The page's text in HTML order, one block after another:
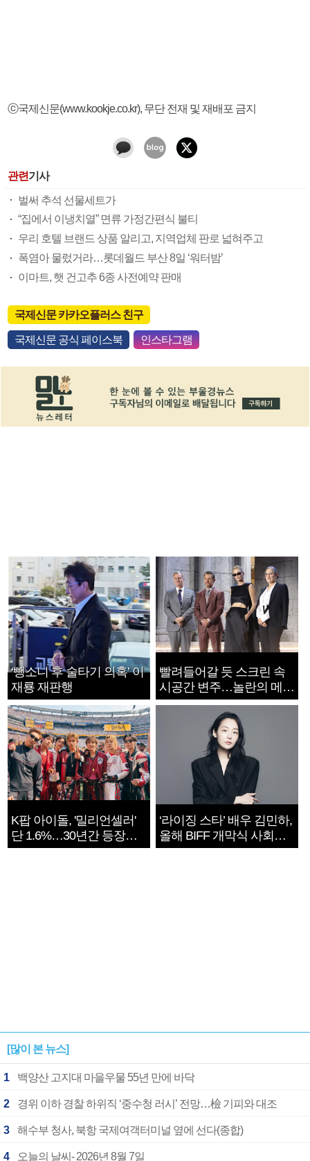
ⓒ국제신문(www.kookje.co.kr), 무단 전재 및 재배포 금지
관련기사
벌써 추석 선물세트가
“집에서 이냉치열” 면류 가정간편식 불티
우리 호텔 브랜드 상품 알리고, 지역업체 판로 넓혀주고
폭염아 물렀거라…롯데월드 부산 8일 ‘워터밤’
이마트, 햇 건고추 6종 사전예약 판매
국제신문 카카오플러스 친구
국제신문 공식 페이스북 인스타그램
‘뺑소니 후 술타기 의혹’ 이
재룡 재판행
빨려들어갈 듯 스크린 속
시공간 변주…놀란의 메시
지는 ‘전쟁 속죄’
K팝 아이돌, '밀리언셀러'
단 1.6%…30년간 등장
1182개팀 전수조사
‘라이징 스타’ 배우 김민하,
올해 BIFF 개막식 사회자
확정
[많이 본 뉴스]
1 백양산 고지대 마을우물 55년 만에 바닥
2 경위 이하 경찰 하위직 ‘중수청 러시’ 전망…檢 기피와 대조
3 해수부 청사, 북항 국제여객터미널 옆에 선다(종합)
4 오늘의 날씨- 2026년 8월 7일